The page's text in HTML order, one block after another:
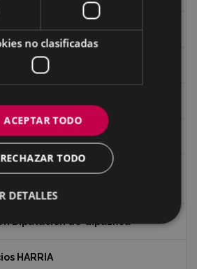
2020)
del autor en las tiendas de
Diputación de Gipuzkoa
HARRIA
no clasificadas
ACEPTAR TODO
RECHAZAR TODO
DETALLES